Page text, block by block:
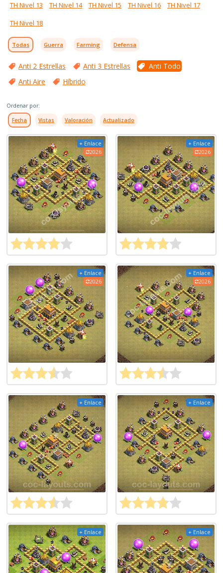
TH Nivel 13
TH Nivel 14 TH Nivel 15 TH Nivel 16
TH Nivel 17
TH Nivel 18
Todas Guerra Farming Defensa
Anti 2 Estrellas Anti 3 Estrellas
Anti Todo
Anti Aire
Híbrido
Ordenar por:
Fecha Vistas Valoración Actualizado
+ Enlace
2026
+ Enlace
2026
+ Enlace
2026
+ Enlace
2026
+ Enlace + Enlace
+ Enlace + Enlace